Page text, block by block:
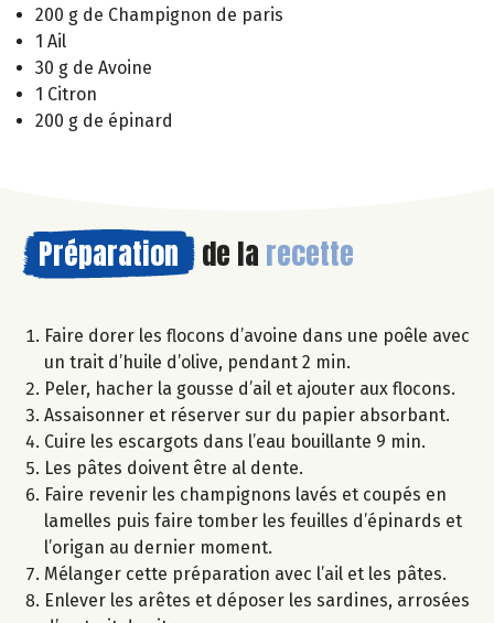
200 g de Champignon de paris
1 Ail
30 g de Avoine
1 Citron
200 g de épinard
Préparation de la recette
Faire dorer les flocons d’avoine dans une poêle avec
un trait d’huile d’olive, pendant 2 min.
Peler, hacher la gousse d’ail et ajouter aux flocons.
Assaisonner et réserver sur du papier absorbant.
Cuire les escargots dans l’eau bouillante 9 min.
Les pâtes doivent être al dente.
Faire revenir les champignons lavés et coupés en
lamelles puis faire tomber les feuilles d’épinards et
l’origan au dernier moment.
Mélanger cette préparation avec l’ail et les pâtes.
Enlever les arêtes et déposer les sardines, arrosées